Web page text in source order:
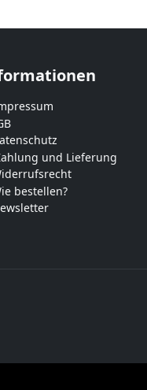
und Lieferung
bestellen?